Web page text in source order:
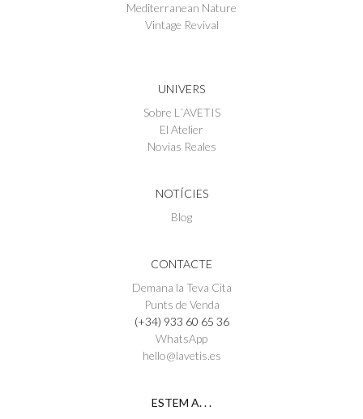
Mediterranean Nature
Vintage Revival
UNIVERS
Sobre L´AVETIS
El Atelier
Novias Reales
NOTÍCIES
Blog
CONTACTE
Demana la Teva Cita
Punts de Venda
(+34) 933 60 65 36
WhatsApp
hello@lavetis.es
ESTEM A. . .